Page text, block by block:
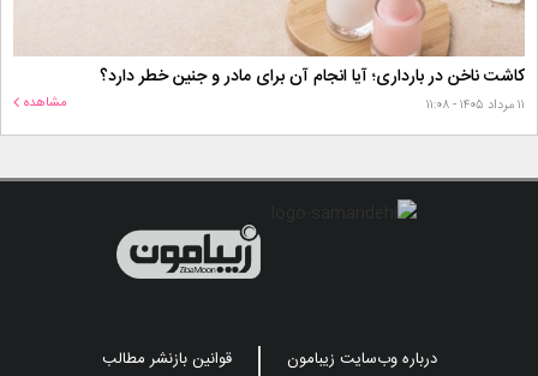
کاشت ناخن در بارداری؛ آیا انجام آن برای مادر و جنین خطر دارد؟
۱۱ مرداد ۱۴۰۵ - ۱۱:۰۸ مشاهده
درباره وب‌سایت زیبامون قوانین بازنشر مطالب